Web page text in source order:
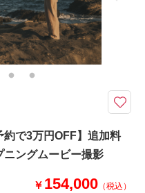
撮影日の空き
を確認する
ンタル ペットと撮影
もの
掛・紋付袴・ヘアメイク・着付
移動費・施設利用料
い「緑」の季節＞【全データ・
味補正などレタッチ済）
約で3万円OFF】追加料
ニングムービー撮影
￥ 154,000 （税込）